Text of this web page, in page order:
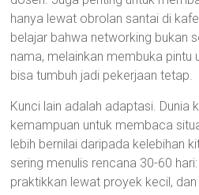
hanya lewat obrolan santai di
belajar bahwa networking bukan
nama, melainkan membuka pintu
bisa tumbuh jadi pekerjaan tetap.
Kunci lain adalah adaptasi. Dunia
kemampuan untuk membaca
lebih bernilai daripada kelebihan
sering menulis rencana 30-60
praktikkan lewat proyek kecil, dan